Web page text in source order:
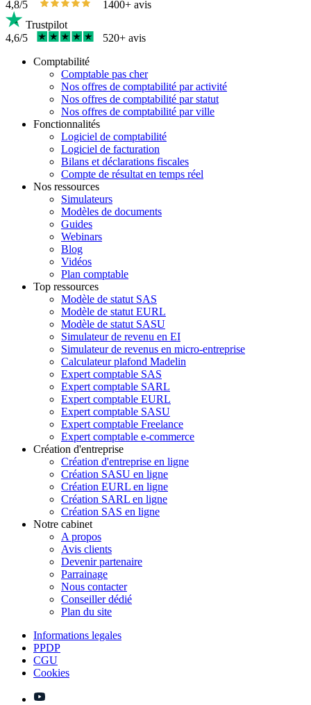
4,8/5
1400+ avis
Trustpilot
4,6/5
520+ avis
Comptabilité
Comptable pas cher
Nos offres de comptabilité par activité
Nos offres de comptabilité par statut
Nos offres de comptabilité par ville
Fonctionnalités
Logiciel de comptabilité
Logiciel de facturation
Bilans et déclarations fiscales
Compte de résultat en temps réel
Nos ressources
Simulateurs
Modèles de documents
Guides
Webinars
Blog
Vidéos
Plan comptable
Top ressources
Modèle de statut SAS
Modèle de statut EURL
Modèle de statut SASU
Simulateur de revenu en EI
Simulateur de revenus en micro-entreprise
Calculateur plafond Madelin
Expert comptable SAS
Expert comptable SARL
Expert comptable EURL
Expert comptable SASU
Expert comptable Freelance
Expert comptable e-commerce
Création d'entreprise
Création d'entreprise en ligne
Création SASU en ligne
Création EURL en ligne
Création SARL en ligne
Création SAS en ligne
Notre cabinet
A propos
Avis clients
Devenir partenaire
Parrainage
Nous contacter
Conseiller dédié
Plan du site
Informations legales
PPDP
CGU
Cookies